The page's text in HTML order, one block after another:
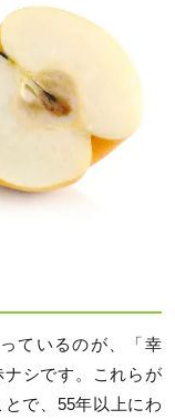
ているのが、「幸
シです。これらが
で、55年以上にわ